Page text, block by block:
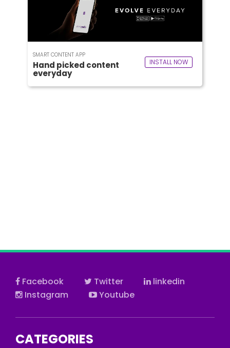
SMART CONTENT APP
Hand picked content
everyday
INSTALL NOW
Facebook Twitter
linkedin
Instagram
Youtube
CATEGORIES